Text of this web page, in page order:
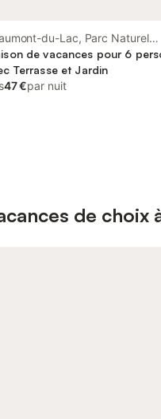
du-Lac, Parc Naturel
de Millevaches en
de vacances pour 6
Terrasse et Jardin
47 €par nuit
de choix